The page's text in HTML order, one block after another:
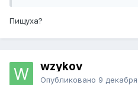
Пищуха?
wzykov
Опубликовано 9